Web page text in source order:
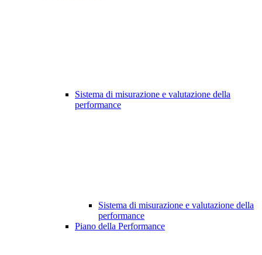
Sistema di misurazione e valutazione della
performance
Sistema di misurazione e valutazione della
performance
Piano della Performance